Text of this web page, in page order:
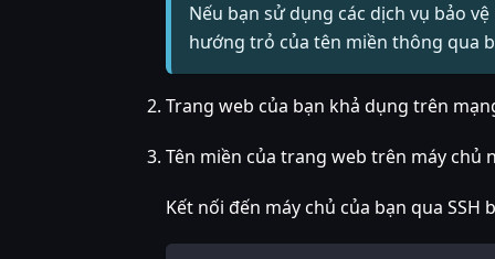
Nếu bạn sử dụng các dịch vụ bảo
hướng trỏ của tên miền thông qua
Trang web của bạn khả dụng trên
Tên miền của trang web trên máy chủ
Kết nối đến máy chủ của bạn qua